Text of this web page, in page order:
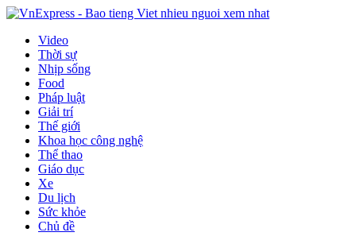
Video
Thời sự
Nhịp sống
Food
Pháp luật
Giải trí
Thế giới
Khoa học công nghệ
Thể thao
Giáo dục
Xe
Du lịch
Sức khỏe
Chủ đề